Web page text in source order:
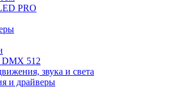
PRO
DMX 512
звука и света